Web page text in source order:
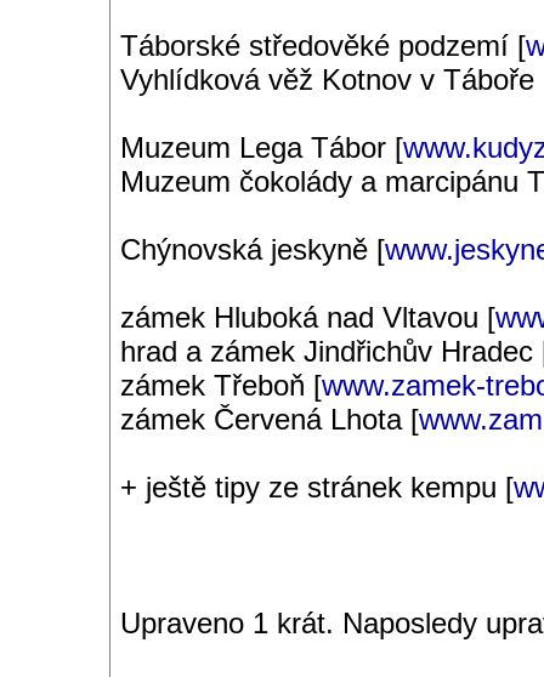
Táborské středověké podzemí [
Vyhlídková věž Kotnov v Táboře
Muzeum Lega Tábor [
Muzeum čokolády a marcipánu
Chýnovská jeskyně [
zámek Hluboká nad Vltavou [
hrad a zámek Jindřichův Hradec
zámek Třeboň [www.zamek-
zámek Červená Lhota [
+ ještě tipy ze stránek kempu [
Upraveno 1 krát. Naposledy